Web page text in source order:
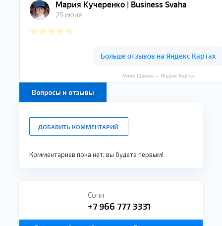
Море Шаров — Яндекс Карты
Вопросы и отзывы
ДОБАВИТЬ КОММЕНТАРИЙ
Комментариев пока нет, вы будете первым!
Сочи
+7 966 777 3331